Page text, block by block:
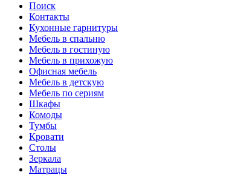
Поиск
Контакты
Кухонные гарнитуры
Мебель в спальню
Мебель в гостиную
Мебель в прихожую
Офисная мебель
Мебель в детскую
Мебель по сериям
Шкафы
Комоды
Тумбы
Кровати
Столы
Зеркала
Матрацы